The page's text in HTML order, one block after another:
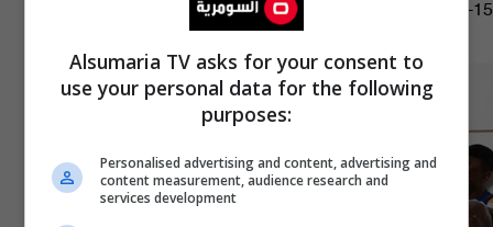
03:07 | 2024-08-15
Alsumaria TV asks for your consent to
use your personal data for the following
purposes:
Personalised advertising and content, advertising and
content measurement, audience research and
services development